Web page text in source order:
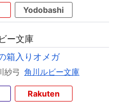
Yodobashi
ー文庫
箱入りオメガ
紗弓 角川ルビー文庫
Rakuten